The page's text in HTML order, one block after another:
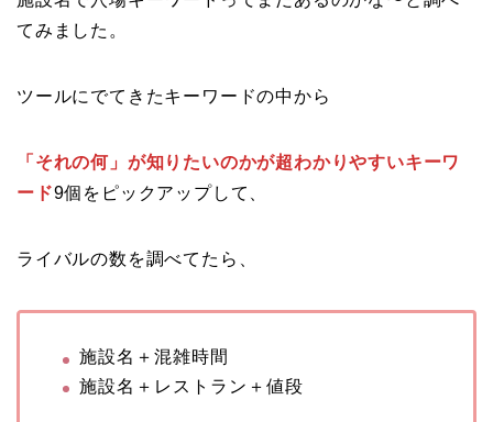
てみました。
ツールにでてきたキーワードの中から
「それの何」が知りたいのかが超わかりやすいキーワ
ード9個をピックアップして、
ライバルの数を調べてたら、
施設名＋混雑時間
施設名＋レストラン＋値段